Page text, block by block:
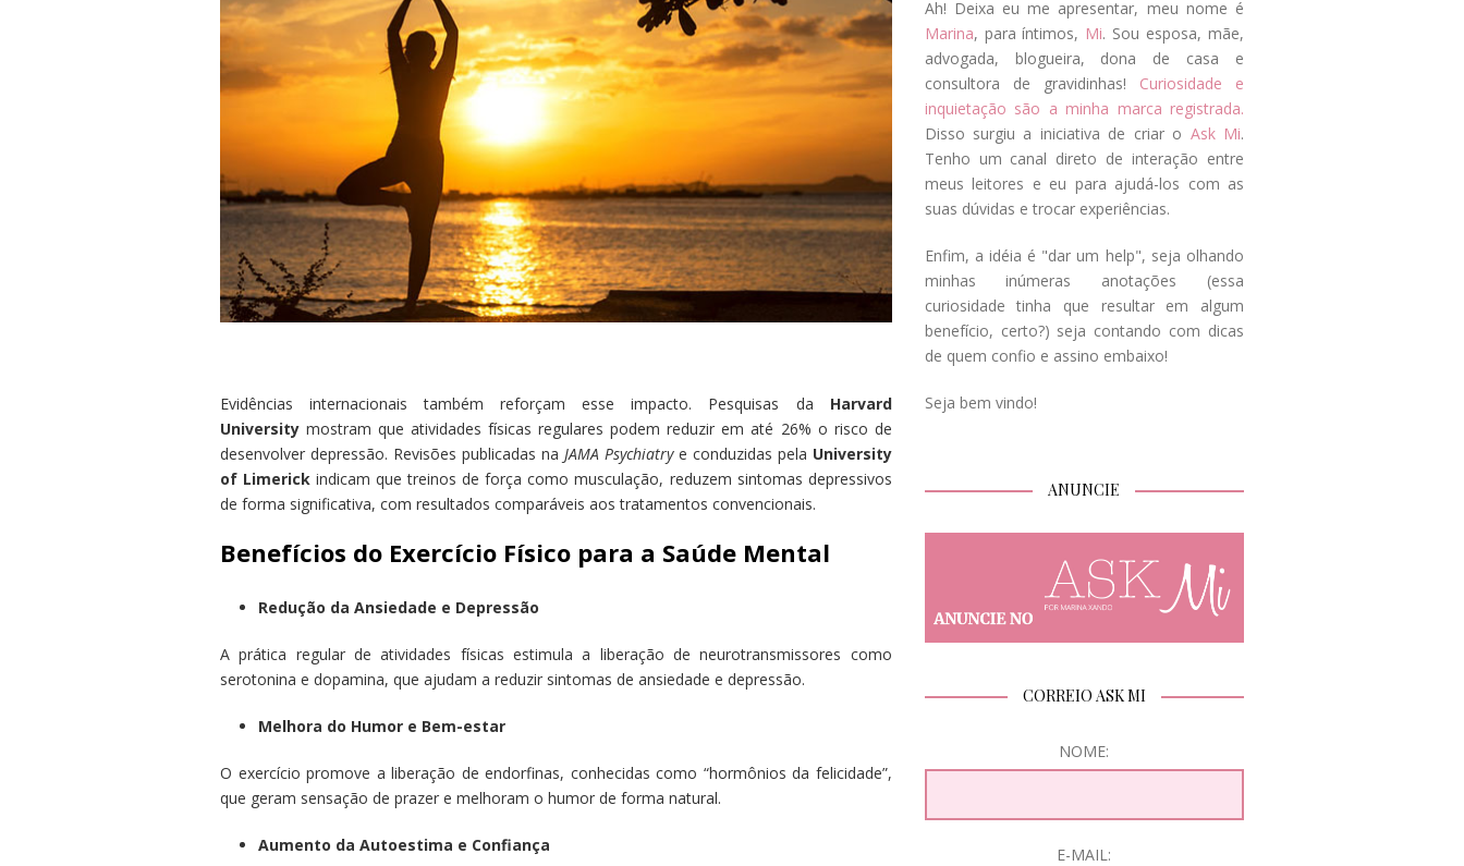
Evidências internacionais também reforçam esse impacto. Pesquisas da Harvard
University mostram que atividades físicas regulares podem reduzir em até 26% o risco de
desenvolver depressão. Revisões publicadas na JAMA Psychiatrye conduzidas pela University
of Limerick indicam que treinos de força como musculação, reduzem sintomas depressivos
de forma significativa, com resultados comparáveis aos tratamentos convencionais.
Benefícios do Exercício Físico para a Saúde Mental
Redução da Ansiedade e Depressão
A prática regular de atividades físicas estimula a liberação de neurotransmissores como
serotonina e dopamina, que ajudam a reduzir sintomas de ansiedade e depressão.
Melhora do Humor e Bem-estar
O exercício promove a liberação de endorfinas, conhecidas como “hormônios da felicidade”,
que geram sensação de prazer e melhoram o humor de forma natural.
Aumento da Autoestima e Confiança
Ah! Deixa eu me apresentar, meu nome é
Marina, para íntimos, Mi. Sou esposa, mãe,
advogada, blogueira, dona de casa e
consultora de gravidinhas! Curiosidade e
inquietação são a minha marca registrada.
Disso surgiu a iniciativa de criar o Ask Mi.
Tenho um canal direto de interação entre
meus leitores e eu para ajudá-los com as
suas dúvidas e trocar experiências.
Enfim, a idéia é "dar um help", seja olhando
minhas inúmeras anotações (essa
curiosidade tinha que resultar em algum
benefício, certo?) seja contando com dicas
de quem confio e assino embaixo!
Seja bem vindo!
ANUNCIE
CORREIO ASK MI
NOME:
E-MAIL: